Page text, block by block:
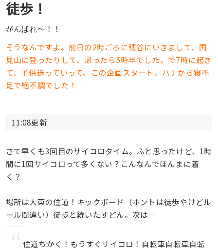
徒歩！
がんばれ〜！！
そうなんですよ。前日の2時ごろに穂谷にいきまして、国
見山に登ったりして、帰ったら5時半でした。で7時に起き
て、子供送っていって、この企画スタート。ハナから寝不
足で絶不調でした！
11:08更新
さて早くも3回目のサイコロタイム。ふと思ったけど、1時
間に1回サイコロって多くない？こんなんでほんまに着
く？
場所は大東の住道！キックボード（ホントは徒歩やけどル
ール間違い）徒歩と続いたすどん。次は…
住道ちかく！もうすぐサイコロ！自転車自転車自転